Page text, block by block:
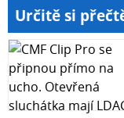
Určitě si